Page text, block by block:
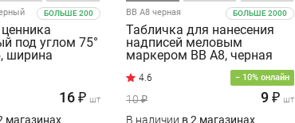
БОЛЬШЕ 200
под углом 75°
ширина
16 ₽ шт
магазинах
БОЛЬШЕ 2000
BB A8 черная
Табличка для нанесения
надписей меловым
маркером BB A8, черная
4.6 − 10% онлайн
10 ₽ 9 ₽ шт
В наличии в 2 магазинах